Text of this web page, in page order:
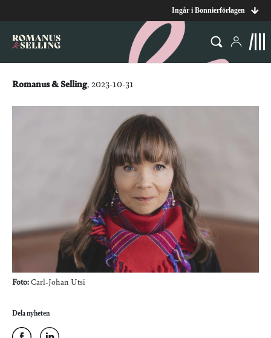
Ingår i Bonnierförlagen
Romanus & Selling, 2023-10-31
Foto: Carl-Johan Utsi
Dela nyheten